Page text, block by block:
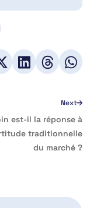
Next
est-il la réponse à
traditionnelle
du marché ?